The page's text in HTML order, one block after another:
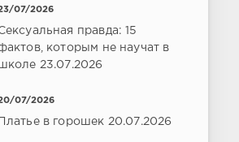
07/2026
правда: 15
которым не научат в
школе 23.07.2026
07/2026
Платье в горошек 20.07.2026